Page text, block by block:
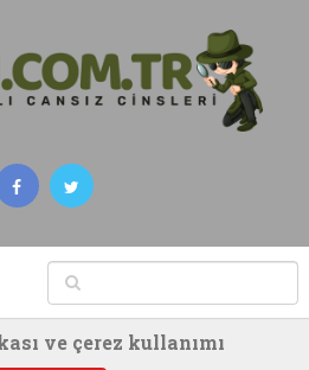
ve çerez kullanımı